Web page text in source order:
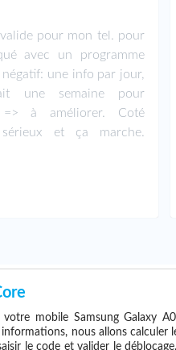
pour mon tel. pour
avec un programme
une info par jour,
une semaine pour
=> à améliorer. Coté
et ça marche.
mobile Samsung Galaxy
informations, nous allons
le code et valider le